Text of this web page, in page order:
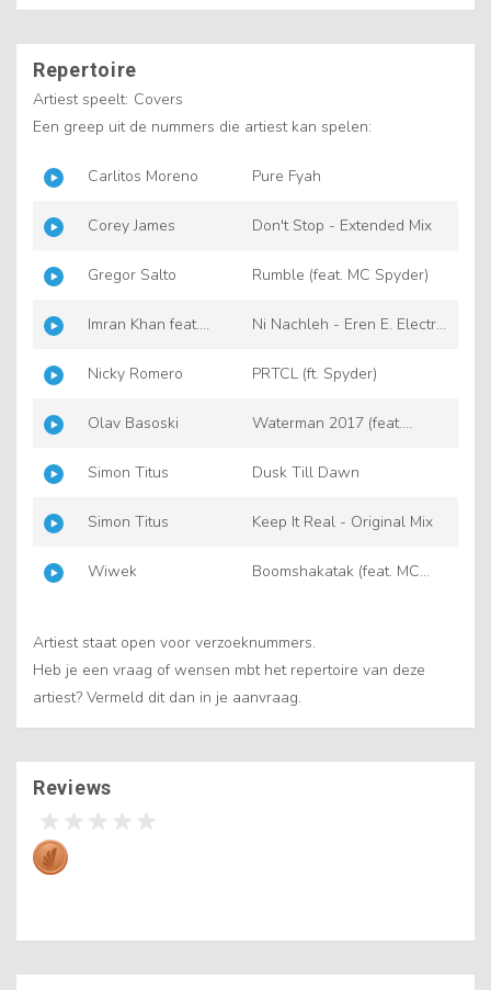
Repertoire
Artiest speelt: Covers
Een greep uit de nummers die artiest kan spelen:
Carlitos Moreno Pure Fyah
Corey James Don't Stop - Extended Mix
Gregor Salto Rumble (feat. MC Spyder)
Imran Khan feat.
Ni Nachleh - Eren E. Electro
Nicky Romero
PRTCL (ft. Spyder)
Olav Basoski
Waterman 2017 (feat.
Simon Titus
Dusk Till Dawn
Simon Titus Keep It Real - Original Mix
Wiwek
Boomshakatak (feat. MC
Artiest staat open voor verzoeknummers.
Heb je een vraag of wensen mbt het repertoire van deze
artiest? Vermeld dit dan in je aanvraag.
Reviews